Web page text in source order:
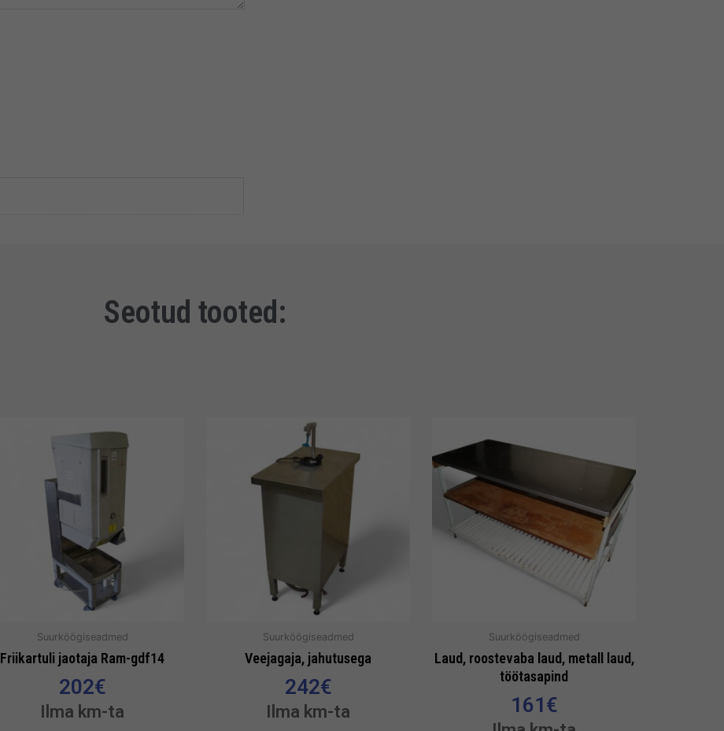
Seotud tooted:
Suurköögiseadmed
Friikartuli jaotaja Ram-gdf14
202€
Ilma km-ta
Suurköögiseadmed
Veejagaja, jahutusega
242€
Ilma km-ta
Suurköögiseadmed
Laud, roostevaba laud, metall laud,
töötasapind
161€